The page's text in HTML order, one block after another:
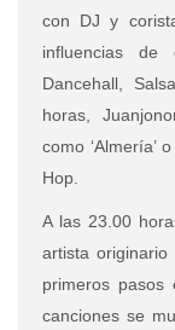
con DJ y
influencias de
Dancehall,
horas,
como ‘Almería’
Hop.
A las 23.00
artista
primeros
canciones se